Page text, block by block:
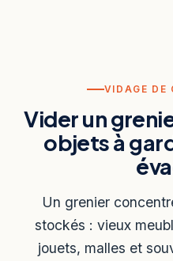
VIDAGE DE
Vider un
objets à
Un grenier
stockés : vieux
jouets, malles et